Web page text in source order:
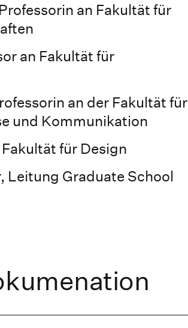
an Fakultät für
an Fakultät für
an der Fakultät für
und Kommunikation
für Design
Leitung Graduate School